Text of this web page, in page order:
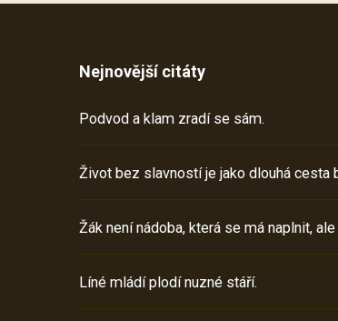
Nejnovější citáty
Podvod a klam zradí se sám.
Život bez slavností je jako dlouhá cesta
Žák není nádoba, která se má naplnit,
Líné mládí plodí nuzné stáří.